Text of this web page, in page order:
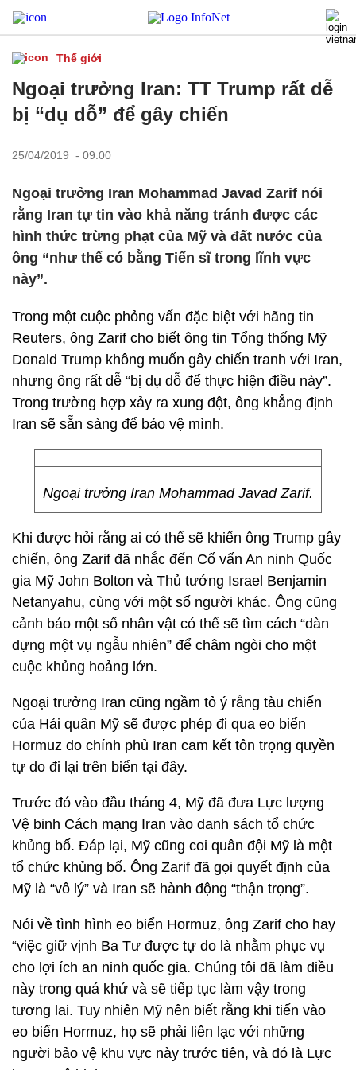
Thế giới
Ngoại trưởng Iran: TT Trump rất dễ
bị “dụ dỗ” để gây chiến
25/04/2019 - 09:00
Ngoại trưởng Iran Mohammad Javad Zarif nói
rằng Iran tự tin vào khả năng tránh được các
hình thức trừng phạt của Mỹ và đất nước của
ông “như thể có bằng Tiến sĩ trong lĩnh vực
này”.
Trong một cuộc phỏng vấn đặc biệt với hãng tin
Reuters, ông Zarif cho biết ông tin Tổng thống Mỹ
Donald Trump không muốn gây chiến tranh với Iran,
nhưng ông rất dễ “bị dụ dỗ để thực hiện điều này”.
Trong trường hợp xảy ra xung đột, ông khẳng định
Iran sẽ sẵn sàng để bảo vệ mình.
Ngoại trưởng Iran Mohammad Javad Zarif.
Khi được hỏi rằng ai có thể sẽ khiến ông Trump gây
chiến, ông Zarif đã nhắc đến Cố vấn An ninh Quốc
gia Mỹ John Bolton và Thủ tướng Israel Benjamin
Netanyahu, cùng với một số người khác. Ông cũng
cảnh báo một số nhân vật có thể sẽ tìm cách “dàn
dựng một vụ ngẫu nhiên” để châm ngòi cho một
cuộc khủng hoảng lớn.
Ngoại trưởng Iran cũng ngầm tỏ ý rằng tàu chiến
của Hải quân Mỹ sẽ được phép đi qua eo biển
Hormuz do chính phủ Iran cam kết tôn trọng quyền
tự do đi lại trên biển tại đây.
Trước đó vào đầu tháng 4, Mỹ đã đưa Lực lượng
Vệ binh Cách mạng Iran vào danh sách tổ chức
khủng bố. Đáp lại, Mỹ cũng coi quân đội Mỹ là một
tổ chức khủng bố. Ông Zarif đã gọi quyết định của
Mỹ là “vô lý” và Iran sẽ hành động “thận trọng”.
Nói về tình hình eo biển Hormuz, ông Zarif cho hay
“việc giữ vịnh Ba Tư được tự do là nhằm phục vụ
cho lợi ích an ninh quốc gia. Chúng tôi đã làm điều
này trong quá khứ và sẽ tiếp tục làm vậy trong
tương lai. Tuy nhiên Mỹ nên biết rằng khi tiến vào
eo biển Hormuz, họ sẽ phải liên lạc với những
người bảo vệ khu vực này trước tiên, và đó là Lực